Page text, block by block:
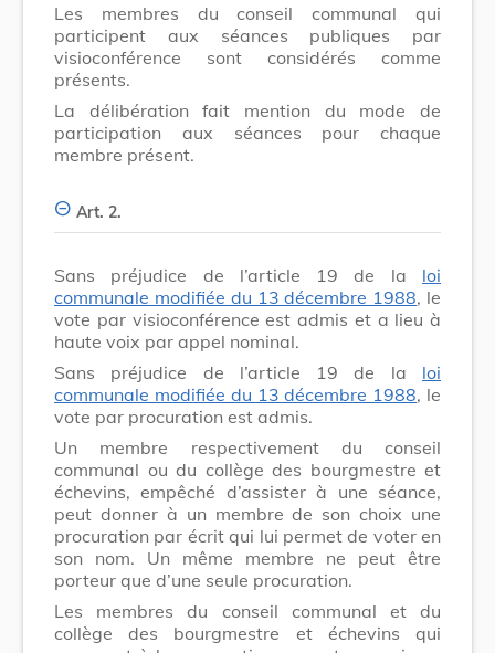
Les membres du conseil communal qui
participent aux séances publiques par
visioconférence sont considérés comme
présents.
La délibération fait mention du mode de
participation aux séances pour chaque
membre présent.
Art. 2.
Sans préjudice de l’article 19 de la loi
communale modifiée du 13 décembre 1988, le
vote par visioconférence est admis et a lieu à
haute voix par appel nominal.
Sans préjudice de l’article 19 de la loi
communale modifiée du 13 décembre 1988, le
vote par procuration est admis.
Un membre respectivement du conseil
communal ou du collège des bourgmestre et
échevins, empêché d’assister à une séance,
peut donner à un membre de son choix une
procuration par écrit qui lui permet de voter en
son nom. Un même membre ne peut être
porteur que d’une seule procuration.
Les membres du conseil communal et du
collège des bourgmestre et échevins qui